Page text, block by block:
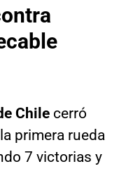
Chile cerró
primera rueda
7 victorias y